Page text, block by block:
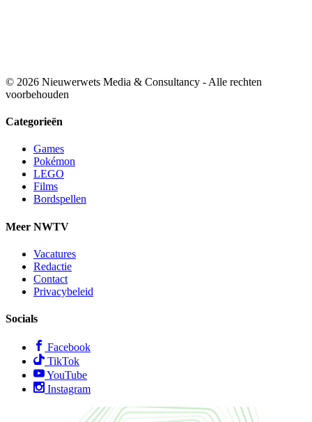
© 2026 Nieuwerwets Media & Consultancy - Alle rechten
voorbehouden
Categorieën
Games
Pokémon
LEGO
Films
Bordspellen
Meer NWTV
Vacatures
Redactie
Contact
Privacybeleid
Socials
Facebook
TikTok
YouTube
Instagram